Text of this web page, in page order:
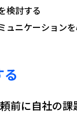
検討する
ュニケーション
る
前に自社の課